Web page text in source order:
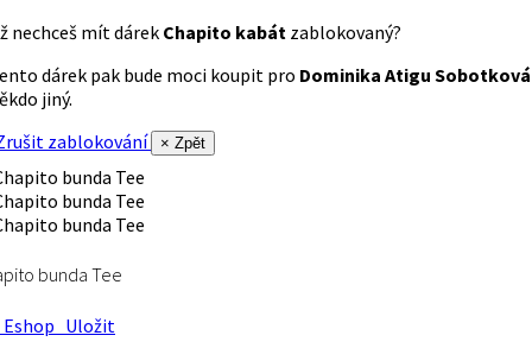
nechceš mít dárek Chapito kabát zablokovaný?
dárek pak bude moci koupit pro Dominika Atigu Sobotková
jiný.
zablokování
× Zpět
bunda Tee
Uložit